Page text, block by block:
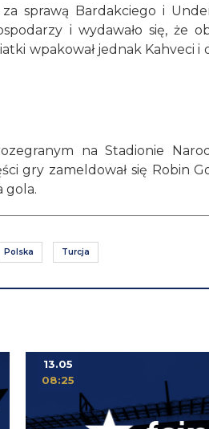
sprawą Bardakciego i
i wydawało się, że
wpakował jednak Kahveci i
na Stadionie
gry zameldował się Robin
gola.
Polska Turcja
13.05
08:25